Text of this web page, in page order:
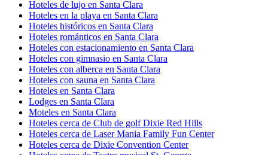
Hoteles de lujo en Santa Clara
Hoteles en la playa en Santa Clara
Hoteles históricos en Santa Clara
Hoteles románticos en Santa Clara
Hoteles con estacionamiento en Santa Clara
Hoteles con gimnasio en Santa Clara
Hoteles con alberca en Santa Clara
Hoteles con sauna en Santa Clara
Hoteles en Santa Clara
Lodges en Santa Clara
Moteles en Santa Clara
Hoteles cerca de Club de golf Dixie Red Hills
Hoteles cerca de Laser Mania Family Fun Center
Hoteles cerca de Dixie Convention Center